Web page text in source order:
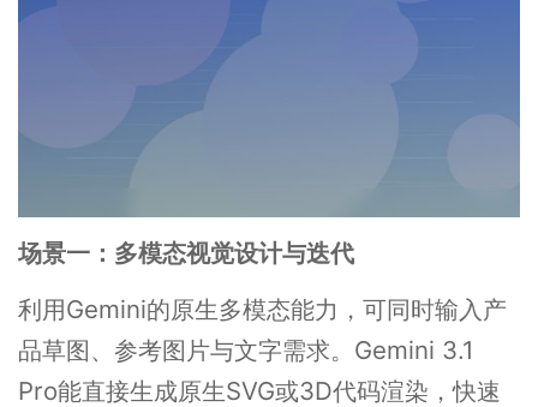
场景一：多模态视觉设计与迭代
利用Gemini的原生多模态能力，可同时输入产
品草图、参考图片与文字需求。Gemini 3.1
Pro能直接生成原生SVG或3D代码渲染，快速